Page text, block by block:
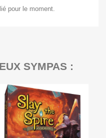
pour le moment.
SYMPAS :